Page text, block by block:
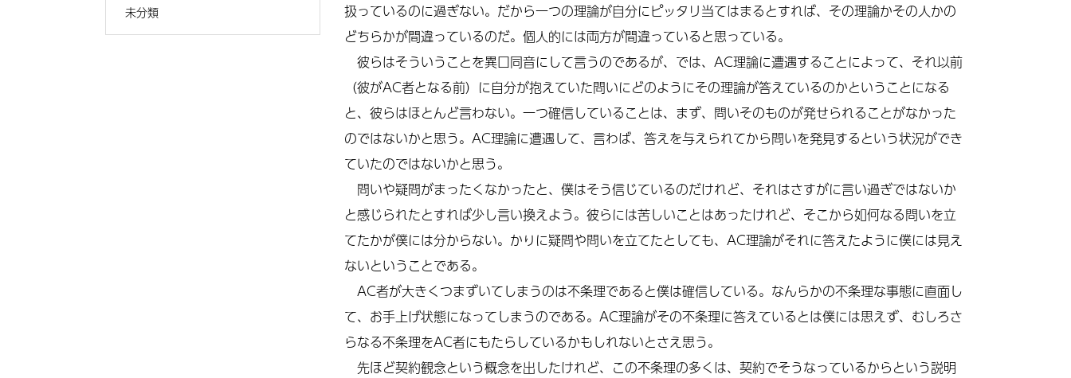
扱っているのに過ぎない。だから一つの理論が自分にピッタリ当てはまるとすれば、その理論かその人かの
どちらかが間違っているのだ。個人的には両方が間違っていると思っている。
彼らはそういうことを異口同音にして言うのであるが、では、 AC理論に遭遇することによって、それ以前
（彼がAC者となる前）に自分が抱えていた問いにどのようにその理論が答えているのかということになる
と、彼らはほとんど言わない。一つ確信していることは、まず、問いそのものが発せられることがなかった
のではないかと思う。 AC理論に遭遇して、言わば、答えを与えられてから問いを発見するという状況ができ
ていたのではないかと思う。
問いや疑問がまったくなかったと、僕はそう信じているのだけれど、それはさすがに言い過ぎではないか
と感じられたとすれば少し言い換えよう。彼らには苦しいことはあったけれど、そこから如何なる問いを立
てたかが僕には分からない。かりに疑問や問いを立てたとしても、 AC理論がそれに答えたように僕には見え
ないということである。
AC者が大きくつまずいてしまうのは不条理であると僕は確信している。なんらかの不条理な事態に直面し
て、お手上げ状態になってしまうのである。 AC理論がその不条理に答えているとは僕には思えず、むしろさ
らなる不条理をAC者にもたらしているかもしれないとさえ思う。
先ほど契約観念という概念を出したけれど、この不条理の多くは、契約でそうなっているからという説明
未分類